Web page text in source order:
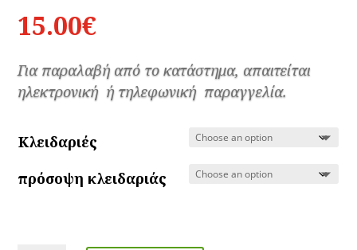
15.00€
Για παραλαβή από το κατάστημα, απαιτείται
ηλεκτρονική ή τηλεφωνική παραγγελία.
Kλειδαριές
πρόσοψη κλειδαριάς